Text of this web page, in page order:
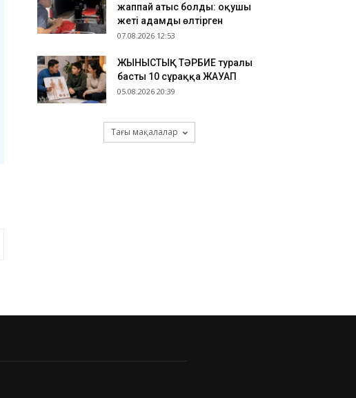
жаппай атыс болды: оқушы
жеті адамды өлтірген
07.08.2026 12:53
ЖЫНЫСТЫҚ ТӘРБИЕ туралы
басты 10 сұраққа ЖАУАП
05.08.2026 20:39
Тағы мақалалар